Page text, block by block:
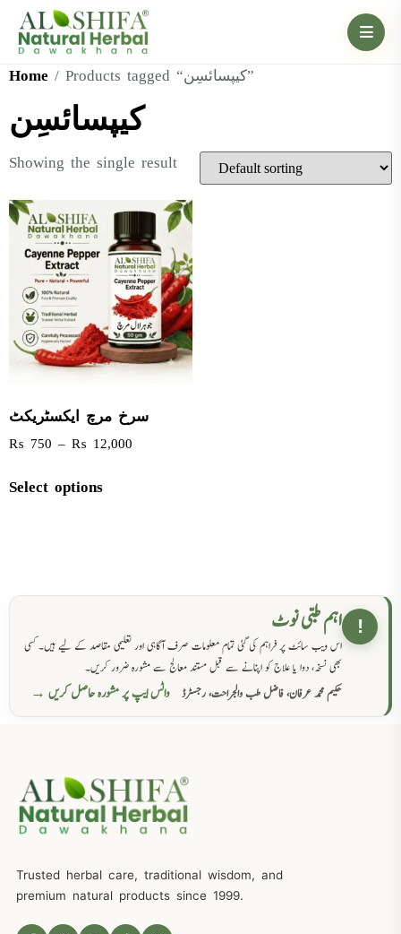
Home / Products tagged “کیپسائسِن”
کیپسائسِن
Showing the single result
سرخ مرچ ایکسٹریکٹ
₨ 750 – ₨ 12,000
Select options
! اہم طبی نوٹ
اس ویب سائٹ پر فراہم کی گئی تمام معلومات صرف آگاہی اور تعلیمی مقاصد کے لیے ہیں۔ کسی
بھی نسخہ، دوا یا علاج کو اپنانے سے قبل مستند معالج سے مشورہ ضرور کریں۔
حکیم محمد عرفان، فاضل طب والجراحت، رجسٹرڈ
واٹس ایپ پر مشورہ حاصل کریں →
Trusted herbal care, traditional wisdom, and
premium natural products since 1999.